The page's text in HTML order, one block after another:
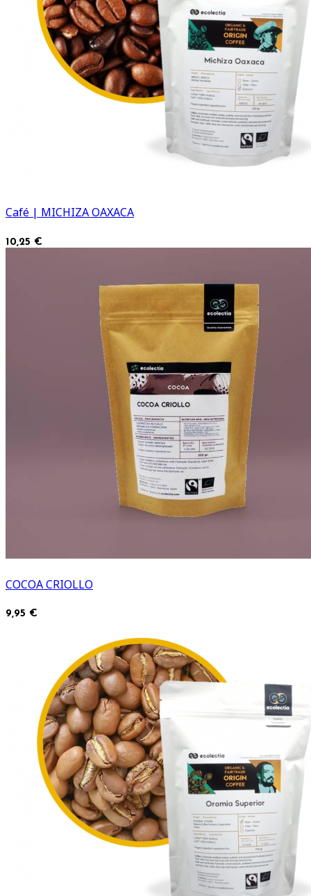
Café | MICHIZA OAXACA
10,25 €
COCOA CRIOLLO
9,95 €